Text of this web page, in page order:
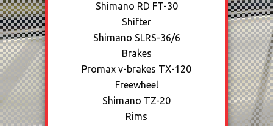
Shimano RD FT-30
Shifter
Shimano SLRS-36/6
Brakes
Promax v-brakes TX-120
Freewheel
Shimano TZ-20
Rims